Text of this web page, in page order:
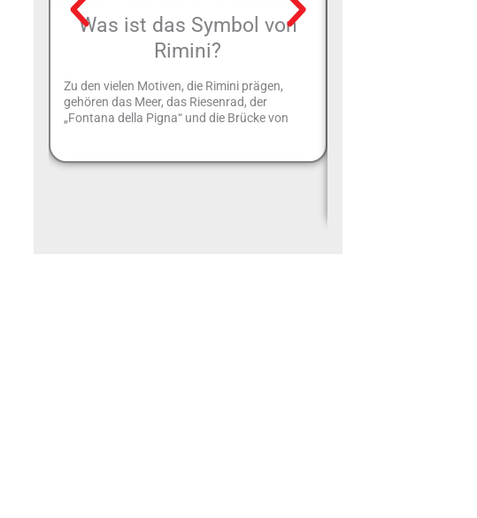
Was ist das Symbol von
Rimini?
Zu den vielen Motiven, die Rimini prägen,
gehören das Meer, das Riesenrad, der
„Fontana della Pigna“ und die Brücke von